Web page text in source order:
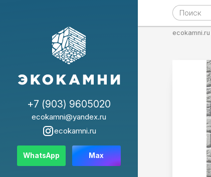
ecokamni.ru
+7 (903) 9605020
ecokamni@yandex.ru
ecokamni.ru
WhatsApp Max